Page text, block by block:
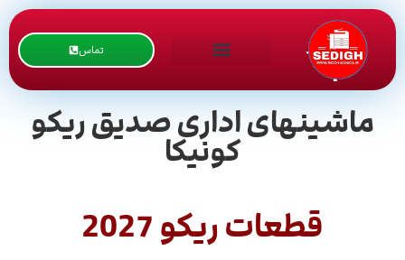
تماس
ماشینهای اداری صدیق ریکو
کونیکا
قطعات ریکو 2027